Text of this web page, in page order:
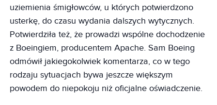
uziemienia śmigłowców, u których potwierdzono
usterkę, do czasu wydania dalszych wytycznych.
Potwierdziła też, że prowadzi wspólne dochodzenie
z Boeingiem, producentem Apache. Sam Boeing
odmówił jakiegokolwiek komentarza, co w tego
rodzaju sytuacjach bywa jeszcze większym
powodem do niepokoju niż oficjalne oświadczenie.